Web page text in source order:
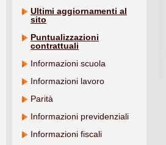
Ultimi aggiornamenti al
sito
Puntualizzazioni
contrattuali
Informazioni scuola
Informazioni lavoro
Parità
Informazioni previdenziali
Informazioni fiscali